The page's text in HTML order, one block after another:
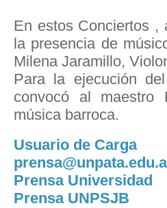
En estos Conciertos ,
la presencia de
Milena Jaramillo,
Para la ejecución
convocó al maestro
música barroca.
Usuario de Carga
Prensa Universidad
Prensa UNPSJB